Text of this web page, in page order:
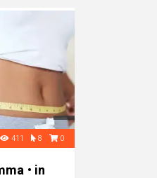
411 8 0
• in